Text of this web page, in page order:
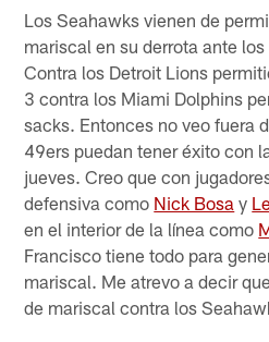
Los Seahawks vienen de
mariscal en su derrota ante
Contra los Detroit Lions
3 contra los Miami Dolphins
sacks. Entonces no veo fuera
49ers puedan tener éxito con
jueves. Creo que con
defensiva como Nick Bosa y
en el interior de la línea como
Francisco tiene todo para
mariscal. Me atrevo a decir
de mariscal contra los